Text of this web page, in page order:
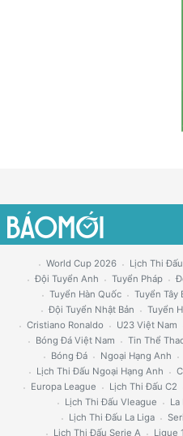
World Cup 2026 Lịch Thi
Đội Tuyển Anh
Tuyển Pháp
Tuyển Hàn Quốc
Tuyển Tây
Đội Tuyển Nhật Bản
Tuyển
Cristiano Ronaldo
U23 Việt Nam
Bóng Đá Việt Nam
Tin Thể
Bóng Đá
Ngoại Hạng Anh
Lịch Thi Đấu Ngoại Hạng Anh
Europa League
Lịch Thi Đấu C2
Lịch Thi Đấu Vleague
La
Lịch Thi Đấu La Liga
Lịch Thi Đấu Serie A
Ligue 1